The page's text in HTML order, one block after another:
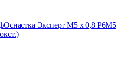
Эксперт M5 x 0,8 P6M5